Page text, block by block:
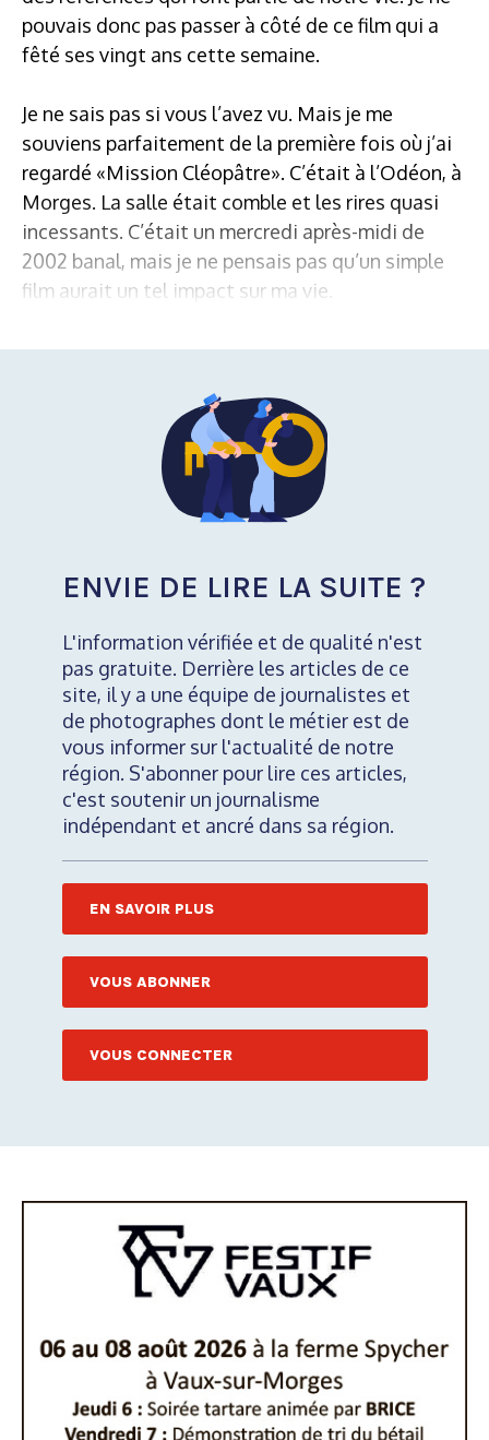
pouvais donc pas passer à côté de ce film qui a
fêté ses vingt ans cette semaine.
Je ne sais pas si vous l’avez vu. Mais je me
souviens parfaitement de la première fois où j’ai
regardé «Mission Cléopâtre». C’était à l’Odéon, à
Morges. La salle était comble et les rires quasi
incessants. C’était un mercredi après-midi de
2002 banal, mais je ne pensais pas qu’un simple
film aurait un tel impact sur ma vie.
ENVIE DE LIRE LA SUITE ?
L'information vérifiée et de qualité n'est
pas gratuite. Derrière les articles de ce
site, il y a une équipe de journalistes et
de photographes dont le métier est de
vous informer sur l'actualité de notre
région. S'abonner pour lire ces articles,
c'est soutenir un journalisme
indépendant et ancré dans sa région.
EN SAVOIR PLUS
VOUS ABONNER
VOUS CONNECTER